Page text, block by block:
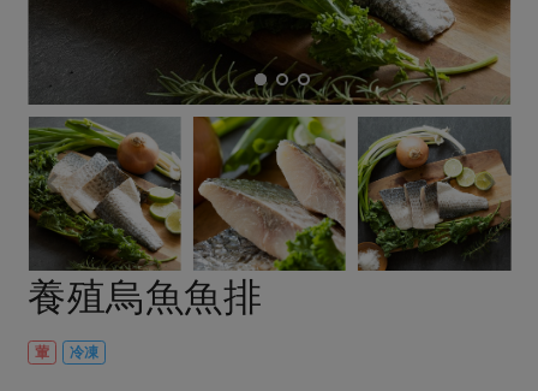
調味醬料/南北貨 烘焙
休閒零嘴 沖泡飲品
保健食品
居家好物
美妝保養 個人清潔
家庭清潔
日用品
醬料
湯品．鍋物
漬物
涼拌沙拉
飲品
主題食譜
合作25-精選產品第三彈
更多當季產品
議題活動
主婦聯盟X樂齡網特約優惠案
30%rPET紅烏龍茶
2024農業發展計畫年度報告
更多議題活動
惜食
非基改運動 支持本土農糧
廢核運動 能源議題
減添加物 減塑減廢
公益金 食農教育
更多議題
生活者e週報
綠主張月刊
檢驗報告
社員權益
合作社法規
社務專區
選舉專區
養殖烏魚魚排
葷 冷凍